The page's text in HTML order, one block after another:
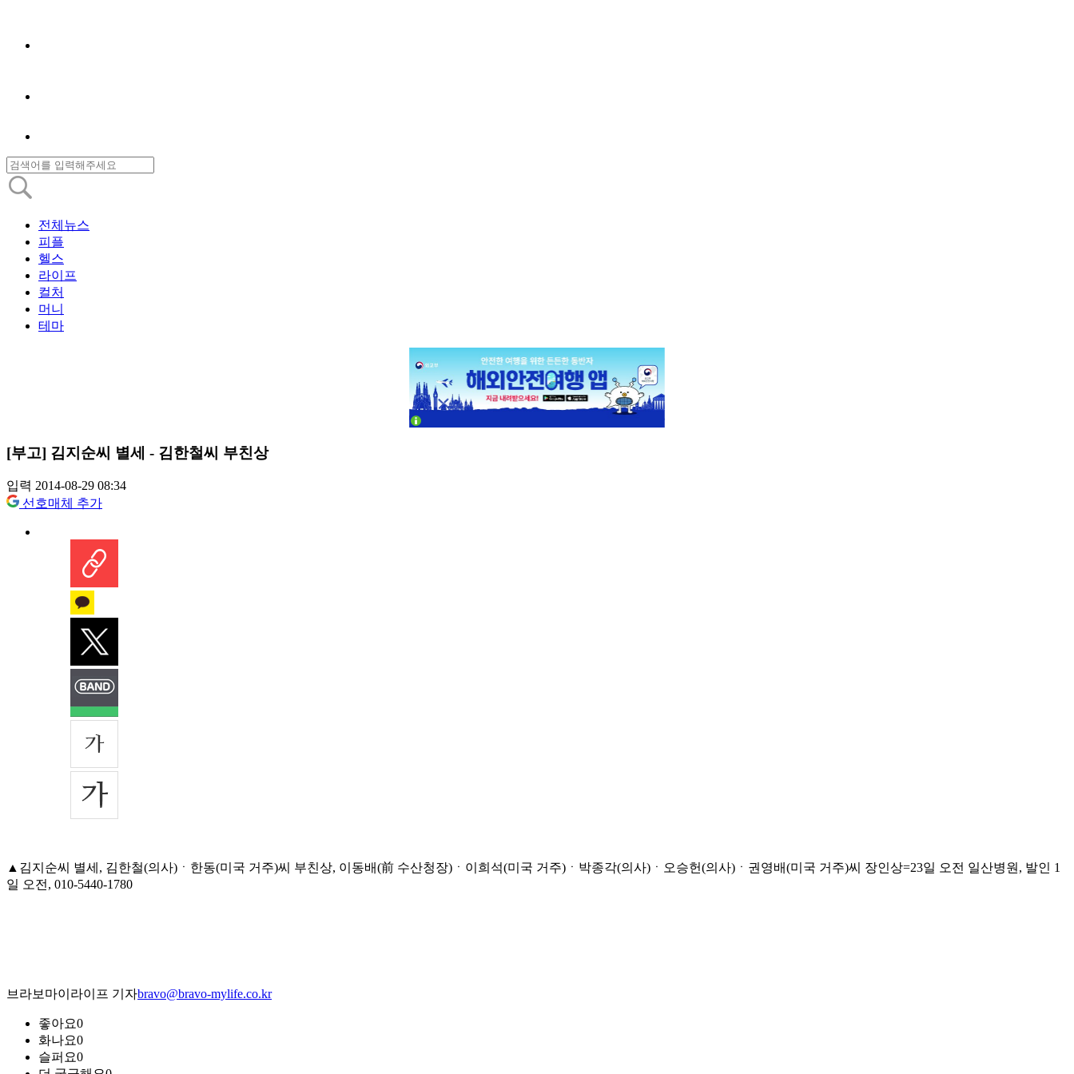
전체뉴스
피플
헬스
라이프
컬처
머니
테마
[부고] 김지순씨 별세 - 김한철씨 부친상
입력 2014-08-29 08:34
선호매체 추가
▲김지순씨 별세, 김한철(의사)ㆍ한동(미국 거주)씨 부친상, 이동배(前 수산청장)ㆍ이희석(미국 거주)ㆍ박종각(의사)ㆍ오승헌(의사)ㆍ권영배(미국 거주)씨 장인상=23일 오전 일산병원, 발인 1
일 오전, 010-5440-1780
브라보마이라이프 기자bravo@bravo-mylife.co.kr
좋아요0
화나요0
슬퍼요0